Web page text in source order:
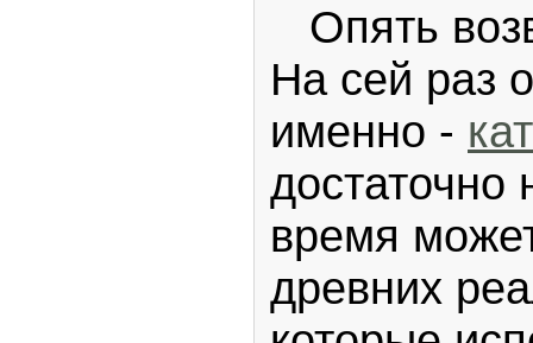
Опять
На сей раз
именно -
время
древних